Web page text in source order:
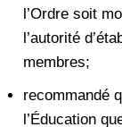
l’Ordre soit
l’autorité
membres;
recommandé
l’Éducation